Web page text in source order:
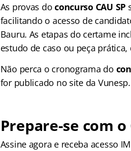
As provas doconcurso CAU SP
facilitando o acesso de
Bauru. As etapas do certame
estudo de caso ou peça
Não perca o cronograma do
for publicado no site da Vunesp.
Prepare-se com
Assine agora e receba acesso